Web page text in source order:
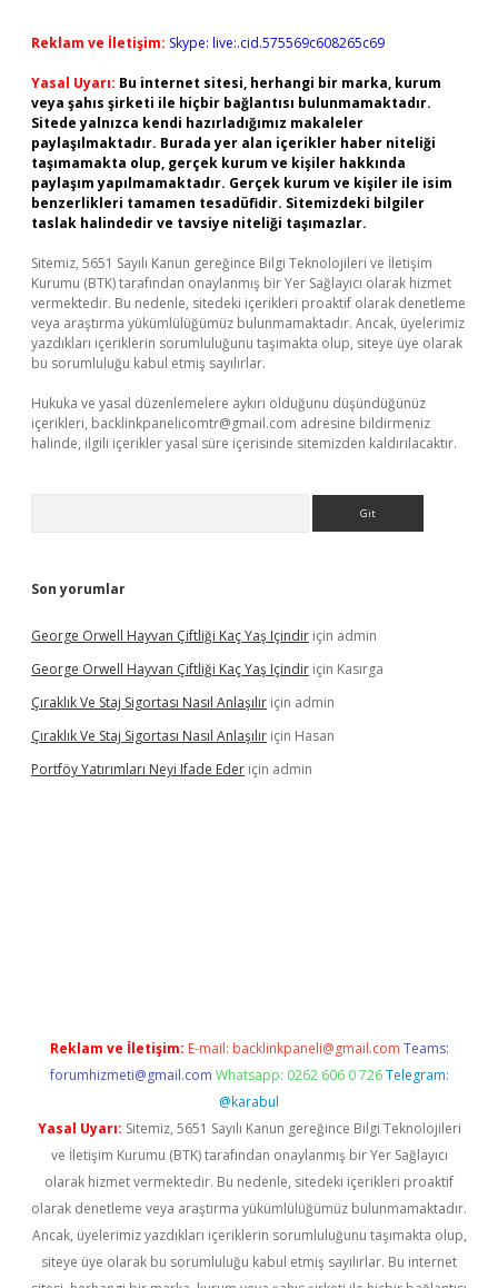
Reklam ve İletişim: Skype: live:.cid.575569c608265c69
Yasal Uyarı: Bu internet sitesi, herhangi bir marka, kurum
veya şahıs şirketi ile hiçbir bağlantısı bulunmamaktadır.
Sitede yalnızca kendi hazırladığımız makaleler
paylaşılmaktadır. Burada yer alan içerikler haber niteliği
taşımamakta olup, gerçek kurum ve kişiler hakkında
paylaşım yapılmamaktadır. Gerçek kurum ve kişiler ile isim
benzerlikleri tamamen tesadüfidir. Sitemizdeki bilgiler
taslak halindedir ve tavsiye niteliği taşımazlar.
Sitemiz, 5651 Sayılı Kanun gereğince Bilgi Teknolojileri ve İletişim
Kurumu (BTK) tarafından onaylanmış bir Yer Sağlayıcı olarak hizmet
vermektedir. Bu nedenle, sitedeki içerikleri proaktif olarak denetleme
veya araştırma yükümlülüğümüz bulunmamaktadır. Ancak, üyelerimiz
yazdıkları içeriklerin sorumluluğunu taşımakta olup, siteye üye olarak
bu sorumluluğu kabul etmiş sayılırlar.
Hukuka ve yasal düzenlemelere aykırı olduğunu düşündüğünüz
içerikleri, backlinkpanelicomtr@gmail.com adresine bildirmeniz
halinde, ilgili içerikler yasal süre içerisinde sitemizden kaldırılacaktır.
Son yorumlar
George Orwell Hayvan Çiftliği Kaç Yaş Içindir için admin
George Orwell Hayvan Çiftliği Kaç Yaş Içindir için Kasırga
Çıraklık Ve Staj Sigortası Nasıl Anlaşılır için admin
Çıraklık Ve Staj Sigortası Nasıl Anlaşılır için Hasan
Portföy Yatırımları Neyi Ifade Eder için admin
Reklam ve İletişim: E-mail: backlinkpaneli@gmail.com Teams:
forumhizmeti@gmail.com Whatsapp: 0262 606 0 726 Telegram:
@karabul
Yasal Uyarı: Sitemiz, 5651 Sayılı Kanun gereğince Bilgi Teknolojileri
ve İletişim Kurumu (BTK) tarafından onaylanmış bir Yer Sağlayıcı
olarak hizmet vermektedir. Bu nedenle, sitedeki içerikleri proaktif
olarak denetleme veya araştırma yükümlülüğümüz bulunmamaktadır.
Ancak, üyelerimiz yazdıkları içeriklerin sorumluluğunu taşımakta olup,
siteye üye olarak bu sorumluluğu kabul etmiş sayılırlar. Bu internet